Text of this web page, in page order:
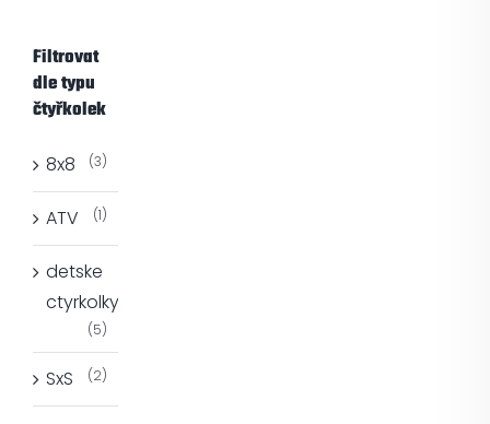
Filtrovat
dle typu
čtyřkolek
8x8 (3)
ATV (1)
detske
ctyrkolky
(5)
SxS (2)